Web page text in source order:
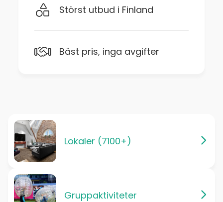
Störst utbud i Finland
Bäst pris, inga avgifter
Lokaler (7100+)
Gruppaktiviteter